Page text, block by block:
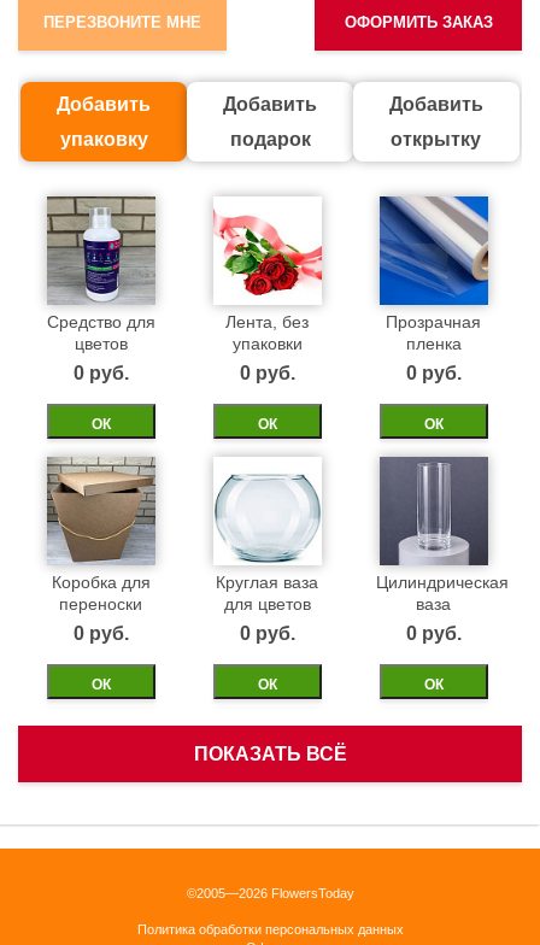
ОФОРМИТЬ ЗАКАЗ
ПЕРЕЗВОНИТЕ МНЕ
Добавить
упаковку
Добавить
подарок
Добавить
открытку
Средство для
цветов
0 pуб.
ОК
Лента, без
упаковки
0 pуб.
ОК
Прозрачная
пленка
0 pуб.
ОК
Коробка для
переноски
0 pуб.
ОК
Круглая ваза
для цветов
0 pуб.
ОК
Цилиндрическая
ваза
0 pуб.
ОК
коробка 40см
ПОКАЗАТЬ ВСЁ
©2005—2026 FlowersToday
Политика обработки персональных данных